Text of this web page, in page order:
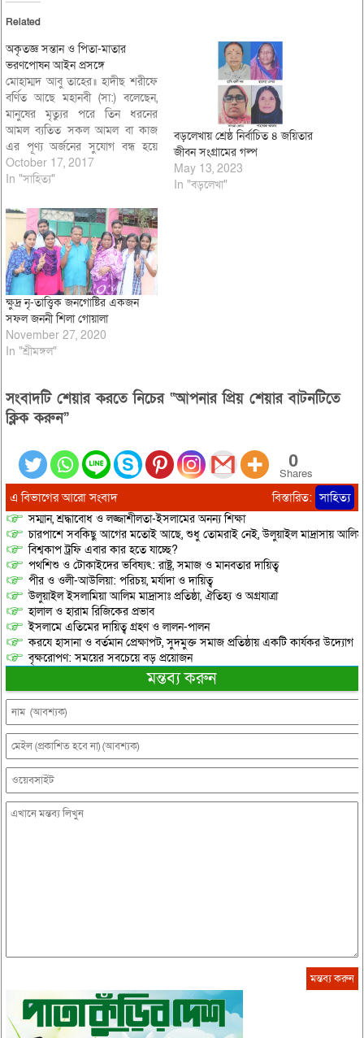
Related
অকৃতজ্ঞ সন্তান ও পিতা-মাতার
ভরণপোষন আইন প্রসঙ্গে
মোহাম্মদ আবু তাহের॥ হাদীছ শরীফে
বর্ণিত আছে মহানবী (সা:) বলেছেন,
মানুষের মৃত্যুর পরে তিন ধরনের
আমল ব্যতিত সকল আমল বা কাজ
এর পূণ্য অর্জনের সুযোগ বন্ধ হয়ে
যায়। এর মধ্যে এক ধরনের পূণ্যের
বিষয় হলো আদর্শ সন্তান, যাকে পিতা
করেছেন এবং এই সন্তান খোদাভীরু
October 17, 2017
In "সাহিত্য"
বড়লেখায় শ্রেষ্ঠ নির্বাচিত ৪ জয়িতার
জীবন সংগ্রামের গল্প
May 13, 2023
In "বড়লেখা"
ক্ষুদ্র নৃ-তাত্ত্বিক জনগোষ্টির একজন
সফল জননী শিলা গোয়ালা
November 27, 2020
In "শ্রীমঙ্গল"
সংবাদটি শেয়ার করতে নিচের “আপনার প্রিয় শেয়ার বাটনটিতে
ক্লিক করুন”
0
Shares
এ বিভাগের আরো সংবাদ বিস্তারিত: সাহিত্য
সম্মান, শ্রদ্ধাবোধ ও লজ্জাশীলতা-ইসলামের অনন্য শিক্ষা
চারপাশে সবকিছু আগের মতোই আছে, শুধু তোমরাই নেই, উলুয়াইল মাদ্রাসায় আলিম
বিশ্বকাপ ট্রফি এবার কার হতে যাচ্ছে?
পথশিশু ও টোকাইদের ভবিষ্যৎ: রাষ্ট্র, সমাজ ও মানবতার দায়িত্ব
পীর ও ওলী-আউলিয়া: পরিচয়, মর্যাদা ও দায়িত্ব
উলুয়াইল ইসলামিয়া আলিম মাদ্রাসাঃ প্রতিষ্ঠা, ঐতিহ্য ও অগ্রযাত্রা
হালাল ও হারাম রিজিকের প্রভাব
ইসলামে এতিমের দায়িত্ব গ্রহণ ও লালন-পালন
করযে হাসানা ও বর্তমান প্রেক্ষাপট, সুদমুক্ত সমাজ প্রতিষ্ঠায় একটি কার্যকর উদ্যোগ
বৃক্ষরোপণ: সময়ের সবচেয়ে বড় প্রয়োজন
মন্তব্য করুন